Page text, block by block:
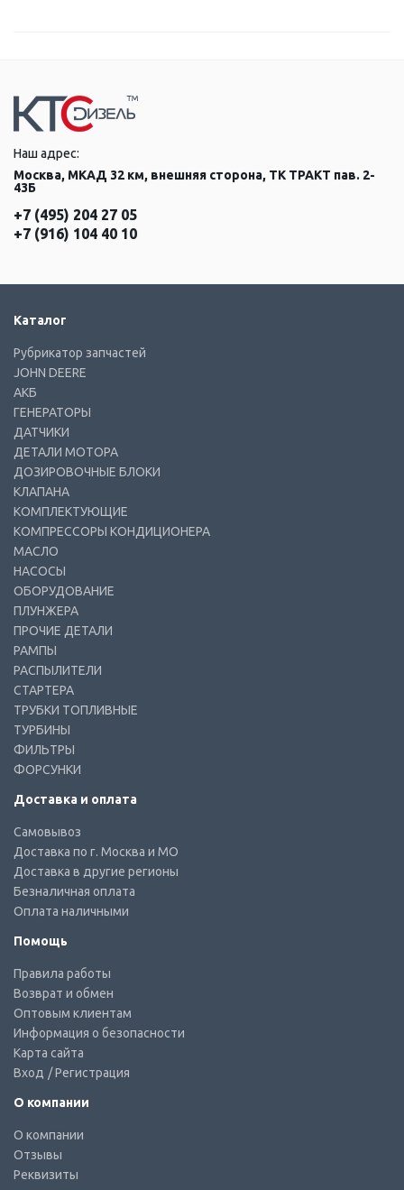
Наш адрес:
Москва, МКАД 32 км, внешняя сторона, ТК ТРАКТ пав. 2-
43Б
+7 (495) 204 27 05
+7 (916) 104 40 10
Каталог
Рубрикатор запчастей
JOHN DEERE
АКБ
ГЕНЕРАТОРЫ
ДАТЧИКИ
ДЕТАЛИ МОТОРА
ДОЗИРОВОЧНЫЕ БЛОКИ
КЛАПАНА
КОМПЛЕКТУЮЩИЕ
КОМПРЕССОРЫ КОНДИЦИОНЕРА
МАСЛО
НАСОСЫ
ОБОРУДОВАНИЕ
ПЛУНЖЕРА
ПРОЧИЕ ДЕТАЛИ
РАМПЫ
РАСПЫЛИТЕЛИ
СТАРТЕРА
ТРУБКИ ТОПЛИВНЫЕ
ТУРБИНЫ
ФИЛЬТРЫ
ФОРСУНКИ
Доставка и оплата
Самовывоз
Доставка по г. Москва и МО
Доставка в другие регионы
Безналичная оплата
Оплата наличными
Помощь
Правила работы
Возврат и обмен
Оптовым клиентам
Информация о безопасности
Карта сайта
Вход / Регистрация
О компании
О компании
Отзывы
Реквизиты